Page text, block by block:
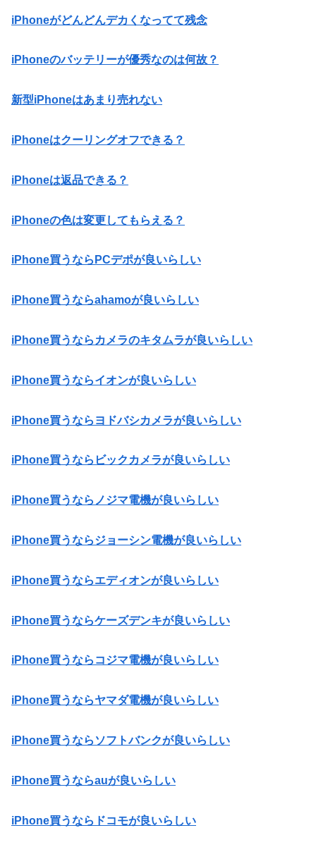
iPhoneがどんどんデカくなってて残念
iPhoneのバッテリーが優秀なのは何故？
新型iPhoneはあまり売れない
iPhoneはクーリングオフできる？
iPhoneは返品できる？
iPhoneの色は変更してもらえる？
iPhone買うならPCデポが良いらしい
iPhone買うならahamoが良いらしい
iPhone買うならカメラのキタムラが良いらしい
iPhone買うならイオンが良いらしい
iPhone買うならヨドバシカメラが良いらしい
iPhone買うならビックカメラが良いらしい
iPhone買うならノジマ電機が良いらしい
iPhone買うならジョーシン電機が良いらしい
iPhone買うならエディオンが良いらしい
iPhone買うならケーズデンキが良いらしい
iPhone買うならコジマ電機が良いらしい
iPhone買うならヤマダ電機が良いらしい
iPhone買うならソフトバンクが良いらしい
iPhone買うならauが良いらしい
iPhone買うならドコモが良いらしい